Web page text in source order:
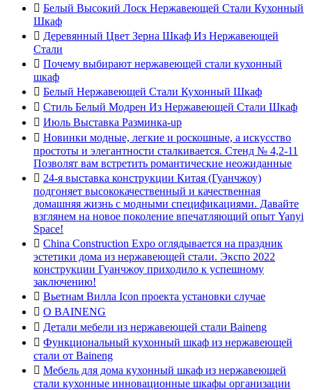
 Белый Высокий Лоск Нержавеющей Стали Кухонный
Шкаф
 Деревянный Цвет Зерна Шкаф Из Нержавеющей
Стали
 Почему выбирают нержавеющей стали кухонный
шкаф
 Белый Нержавеющей Стали Кухонный Шкаф
 Стиль Белый Модрен Из Нержавеющей Стали Шкаф
 Июль Выставка Разминка-up
 Новинки модные, легкие и роскошные, а искусство
простоты и элегантности сталкивается. Стенд № 4,2-11
Позволят вам встретить романтические неожиданные
 24-я выставка конструкции Китая (Гуанчжоу)
подгоняет высококачественный и качественная
домашняя жизнь с модными спецификациями. Давайте
взглянем на новое поколение впечатляющий опыт Yanyi
Space!
 China Construction Expo оглядывается на праздник
эстетики дома из нержавеющей стали. Экспо 2022
конструкции Гуанчжоу приходило к успешному
заключению!
 Вьетнам Вилла Icon проекта установки случае
 О BAINENG
 Детали мебели из нержавеющей стали Baineng
 Функциональный кухонный шкаф из нержавеющей
стали от Baineng
 Мебель для дома кухонный шкаф из нержавеющей
стали кухонные инновационные шкафы организации